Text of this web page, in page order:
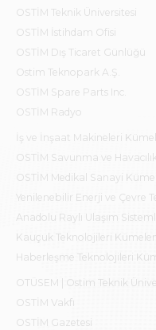
OSTİM Teknik Üniversitesi
OSTİM İstihdam Ofisi
OSTİM Dış Ticaret Günlüğü
Ostim Teknopark A.Ş.
OSTİM Spare Parts Inc.
OSTİM Radyo
İş ve İnşaat Makineleri
OSTİM Savunma ve
OSTİM Medikal Sanayi
Yenilenebilir Enerji ve Çevre
Anadolu Raylı Ulaşım
Kauçuk Teknolojileri
Haberleşme Teknolojileri
OTÜSEM | Ostim Teknik
OSTİM Vakfı
OSTİM Gazetesi